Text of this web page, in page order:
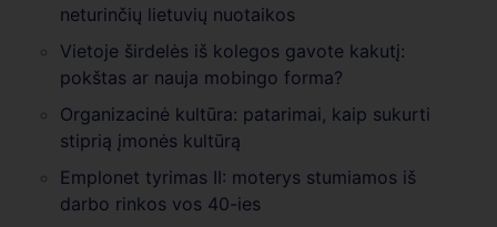
neturinčių lietuvių nuotaikos
Vietoje širdelės iš kolegos gavote kakutį:
pokštas ar nauja mobingo forma?
Organizacinė kultūra: patarimai, kaip sukurti
stiprią įmonės kultūrą
Emplonet tyrimas II: moterys stumiamos iš
darbo rinkos vos 40-ies